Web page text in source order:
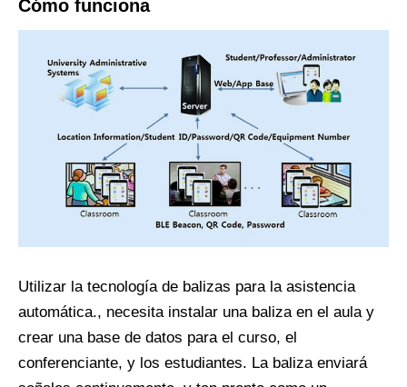
Cómo funciona
Utilizar la tecnología de balizas para la asistencia
automática., necesita instalar una baliza en el aula y
crear una base de datos para el curso, el
conferenciante, y los estudiantes. La baliza enviará